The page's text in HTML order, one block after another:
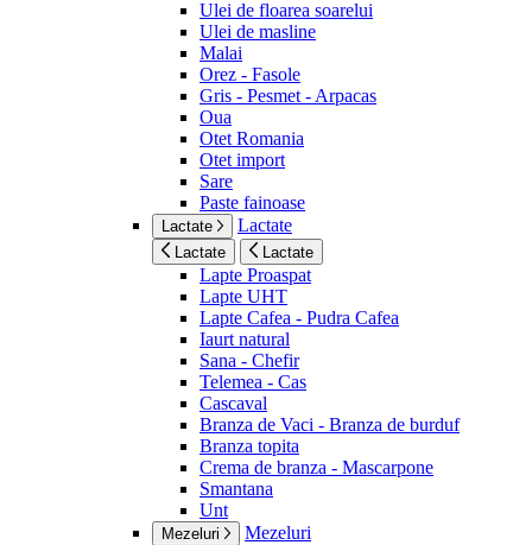
Ulei de floarea soarelui
Ulei de masline
Malai
Orez - Fasole
Gris - Pesmet - Arpacas
Oua
Otet Romania
Otet import
Sare
Paste fainoase
Lactate Lactate
Lactate Lactate
Lapte Proaspat
Lapte UHT
Lapte Cafea - Pudra Cafea
Iaurt natural
Sana - Chefir
Telemea - Cas
Cascaval
Branza de Vaci - Branza de burduf
Branza topita
Crema de branza - Mascarpone
Smantana
Unt
Mezeluri Mezeluri